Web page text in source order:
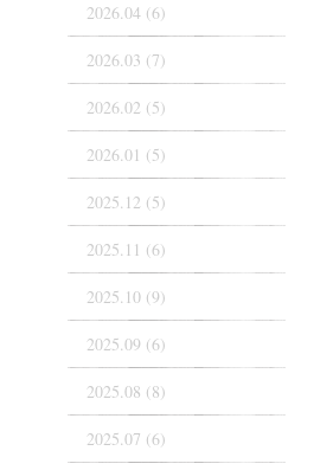
2026.04 (6)
2026.03 (7)
2026.02 (5)
2026.01 (5)
2025.12 (5)
2025.11 (6)
2025.10 (9)
2025.09 (6)
2025.08 (8)
2025.07 (6)